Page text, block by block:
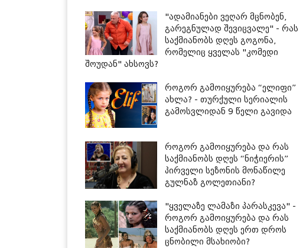
"ადამიანები ვეღარ მცნობენ,
გარეგნულად შევიცვალე" - რას
საქმიანობს დღეს გოგონა,
რომელიც ყველას "კომედი
შოუდან" ახსოვს?
როგორ გამოიყურება “ელიფი”
ახლა? - თურქული სერიალის
გამოსვლიდან 9 წელი გავიდა
როგორ გამოიყურება და რას
საქმიანობს დღეს “ნიჭიერის”
პირველი სეზონის მონაწილე
გულნაზ გოლეთიანი?
"ყველაზე ლამაზი პარასკევა" -
როგორ გამოიყურება და რას
საქმიანობს დღეს ერთ დროს
ცნობილი მსახიობი?